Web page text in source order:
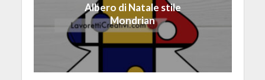
Albero di Natale stile
Mondrian